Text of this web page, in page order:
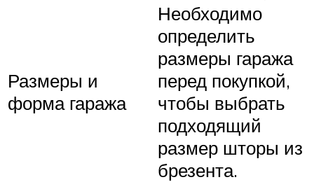
Размеры и
форма гаража
Необходимо
определить
размеры гаража
перед покупкой,
чтобы выбрать
подходящий
размер шторы из
брезента.